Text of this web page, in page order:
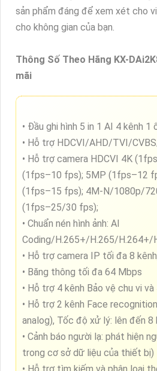
lượng sản phẩm được trang bị
cung cấp khả năng chụp ảnh
vùng đai an toàn.
Với những tính năng tiên tiến và
việc lắp đặt trong các hộ gia đình,
khu vực cần giám sát chất lượng
sản phẩm đáng để xem xét cho
cho không gian của bạn.
Thông Số Theo Hãng KX-
mãi
• Đầu ghi hình 5 in 1 AI 4 kênh 1
• Hỗ trợ HDCVI/AHD/TVI/
• Hỗ trợ camera HDCVI 4K
(1fps–10 fps); 5MP (1fps–12
(1fps–15 fps); 4M-N/1080p/
(1fps–25/30 fps);
• Chuẩn nén hình ảnh: AI
Coding/H.265+/H.265/H.264+/